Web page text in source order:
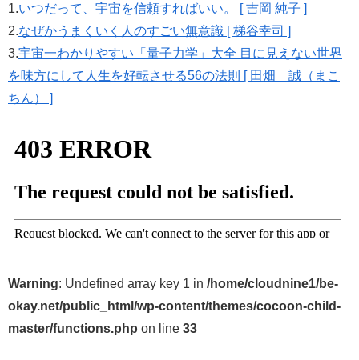
1.いつだって、宇宙を信頼すればいい。 [ 吉岡 純子 ]
2.なぜかうまくいく人のすごい無意識 [ 梯谷幸司 ]
3.宇宙一わかりやすい「量子力学」大全 目に見えない世界
を味方にして人生を好転させる56の法則 [ 田畑 誠（まこ
ちん） ]
Warning: Undefined array key 1 in /home/cloudnine1/be-
okay.net/public_html/wp-content/themes/cocoon-child-
master/functions.php on line 33